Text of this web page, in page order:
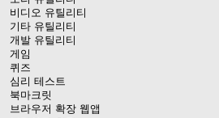
비디오 유틸리티
기타 유틸리티
개발 유틸리티
게임
퀴즈
심리 테스트
북마크릿
브라우저 확장 웹앱